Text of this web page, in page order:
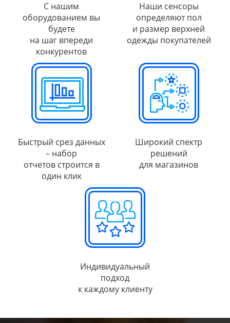
С нашим
оборудованием вы
будете
на шаг впереди
конкурентов
Наши сенсоры
определяют пол
и размер верхней
одежды покупателей
Быстрый срез данных
– набор
отчетов строится в
один клик
Широкий спектр
решений
для магазинов
Индивидуальный
подход
к каждому клиенту